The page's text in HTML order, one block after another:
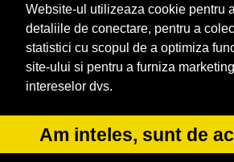
Website-ul utilizeaza cookie pentru
detaliile de conectare, pentru a
statistici cu scopul de a optimiza
site-ului si pentru a furniza
intereselor dvs.
Am inteles, sunt de
Birouri-Cadastru.ro
Cabinet-Individual.ro
Cardiologul.ro
Centru-Copiere.ro
© 2014-2026 Powered byVilonMedia
ANPC SOL